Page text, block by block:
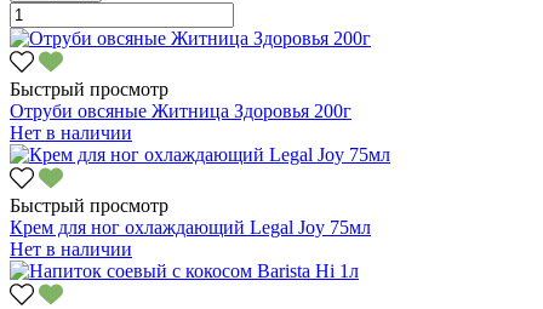
Быстрый просмотр
Отруби овсяные Житница Здоровья 200г
Нет в наличии
Быстрый просмотр
Крем для ног охлаждающий Legal Joy 75мл
Нет в наличии